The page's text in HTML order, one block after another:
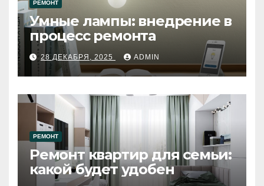
РЕМОНТ
Умные лампы: внедрение в
процесс ремонта
28 ДЕКАБРЯ, 2025 ADMIN
РЕМОНТ
Ремонт квартир для семьи:
какой будет удобен